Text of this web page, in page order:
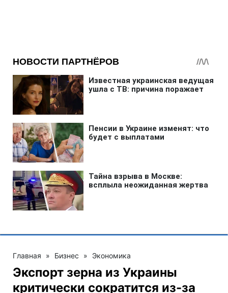
Главная » Бизнес » Экономика
Экспорт зерна из Украины
критически сократится из-за